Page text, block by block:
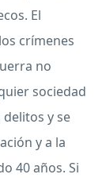
El
crímenes
no
sociedad
y se
y a la
40 años. Si